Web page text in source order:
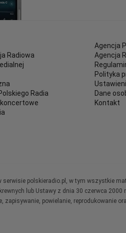
Radiowa
Radia
Agencja
Agencja
Polityka
Dane
Kontakt
serwisie polskieradio.pl, w tym wszystkie
lub Ustawy z dnia 30 czerwca
zapisywanie, powielanie, reprodukowanie